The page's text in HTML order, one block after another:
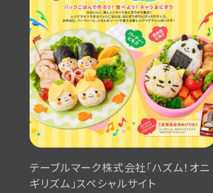
テーブルマーク株式会社「ハズム！オニ
ギリズム」スペシャルサイト